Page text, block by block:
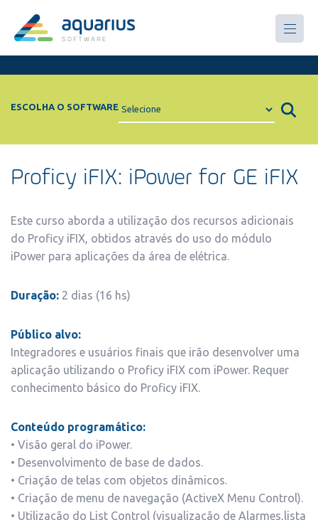
Treinamentos
ESCOLHA O SOFTWARE
Proficy iFIX: iPower for GE iFIX
Este curso aborda a utilização dos recursos adicionais
do Proficy iFIX, obtidos através do uso do módulo
iPower para aplicações da área de elétrica.
Duração: 2 dias (16 hs)
Público alvo:
Integradores e usuários finais que irão desenvolver uma
aplicação utilizando o Proficy iFIX com iPower. Requer
conhecimento básico do Proficy iFIX.
Conteúdo programático:
• Visão geral do iPower.
• Desenvolvimento de base de dados.
• Criação de telas com objetos dinâmicos.
• Criação de menu de navegação (ActiveX Menu Control).
• Utilização do List Control (visualização de Alarmes,lista